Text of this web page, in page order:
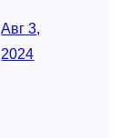
Авг 3,
2024